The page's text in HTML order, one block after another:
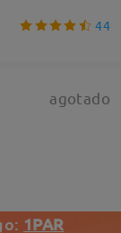
44
agotado
1PAR